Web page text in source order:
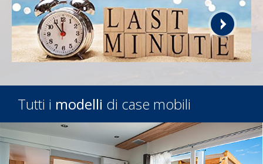
Tutti i modelli di case mobili